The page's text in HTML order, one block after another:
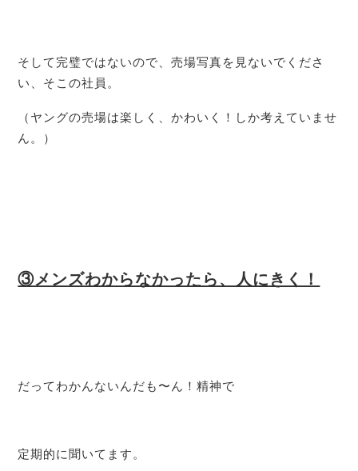
そして完璧ではないので、売場写真を見ないでくださ
い、そこの社員。
（ヤングの売場は楽しく、かわいく！しか考えていませ
ん。）
③メンズわからなかったら、人にきく！
だってわかんないんだも〜ん！精神で
定期的に聞いてます。